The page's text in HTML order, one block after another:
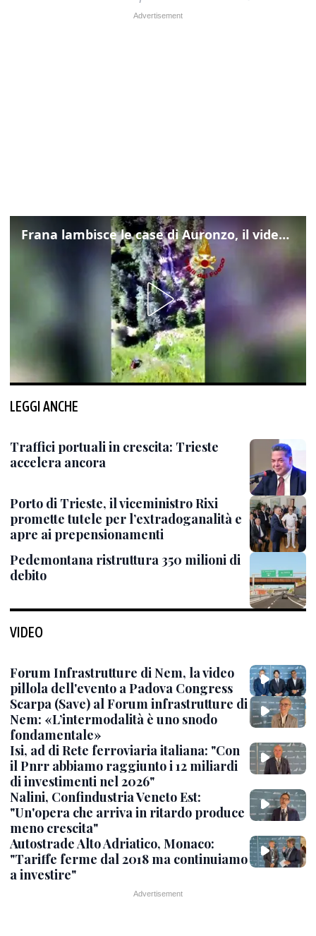
Frana lambisce le case di Auronzo, il video dall'elicottero dei vigili del fuoco
LEGGI ANCHE
Traffici portuali in crescita: Trieste
accelera ancora
Porto di Trieste, il viceministro Rixi
promette tutele per l’extradoganalità e
apre ai prepensionamenti
Pedemontana ristruttura 350 milioni di
debito
VIDEO
Forum Infrastrutture di Nem, la video
pillola dell'evento a Padova Congress
Scarpa (Save) al Forum infrastrutture di
Nem: «L’intermodalità è uno snodo
fondamentale»
Isi, ad di Rete ferroviaria italiana: "Con
il Pnrr abbiamo raggiunto i 12 miliardi
di investimenti nel 2026"
Nalini, Confindustria Veneto Est:
"Un'opera che arriva in ritardo produce
meno crescita"
Autostrade Alto Adriatico, Monaco:
"Tariffe ferme dal 2018 ma continuiamo
a investire"